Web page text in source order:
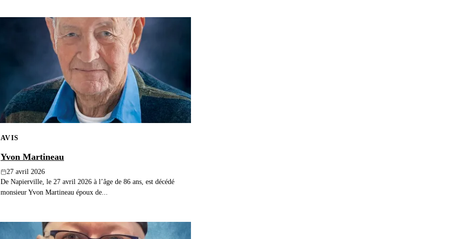
AVIS
Yvon Martineau
27 avril 2026
De Napierville, le 27 avril 2026 à l’âge de 86 ans, est décédé
monsieur Yvon Martineau époux de...